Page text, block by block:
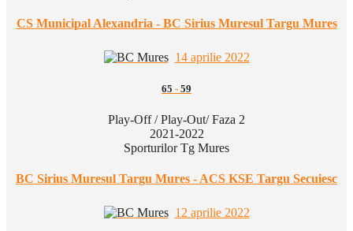
CS Municipal Alexandria - BC Sirius Muresul Targu Mures
14 aprilie 2022
65 - 59
Play-Off / Play-Out/ Faza 2
2021-2022
Sporturilor Tg Mures
BC Sirius Muresul Targu Mures - ACS KSE Targu Secuiesc
12 aprilie 2022